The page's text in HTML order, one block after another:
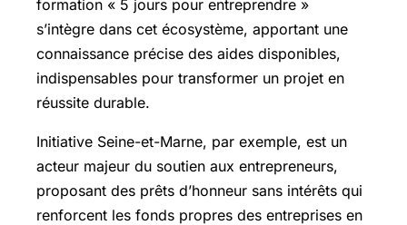
formation « 5 jours pour entreprendre »
s’intègre dans cet écosystème, apportant une
connaissance précise des aides disponibles,
indispensables pour transformer un projet en
réussite durable.
Initiative Seine-et-Marne, par exemple, est un
acteur majeur du soutien aux entrepreneurs,
proposant des prêts d’honneur sans intérêts qui
renforcent les fonds propres des entreprises en